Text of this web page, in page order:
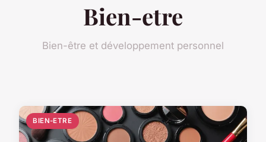
Bien-etre
Bien-être et développement personnel
BIEN-ETRE